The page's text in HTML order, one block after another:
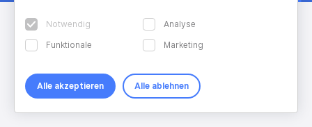
Copyright © 2026 Sygic. All right reserved. Developed by
Notwendig
Analyse
Funktionale
Marketing
Alle akzeptieren Alle ablehnen